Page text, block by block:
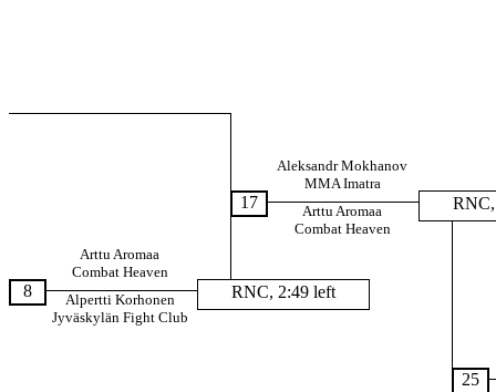
RNC, 2:49 left
8
Arttu Aromaa
Combat Heaven
Alpertti Korhonen
Jyväskylän Fight Club
17
Aleksandr Mokhanov
MMA Imatra
Arttu Aromaa
Combat Heaven
25